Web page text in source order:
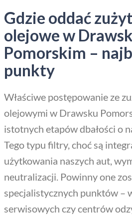
Gdzie oddać
olejowe w
Pomorskim –
punkty
Właściwe postępowanie ze
olejowymi w Drawsku
istotnych etapów dbałości o
Tego typu filtry, choć są
użytkowania naszych aut,
neutralizacji. Powinny one
specjalistycznych punktów –
serwisowych czy centrów